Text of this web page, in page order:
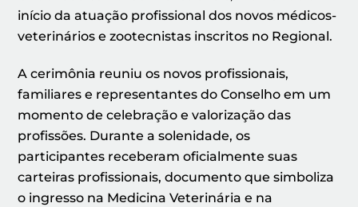
início da atuação profissional dos novos médicos-
veterinários e zootecnistas inscritos no Regional.
A cerimônia reuniu os novos profissionais,
familiares e representantes do Conselho em um
momento de celebração e valorização das
profissões. Durante a solenidade, os
participantes receberam oficialmente suas
carteiras profissionais, documento que simboliza
o ingresso na Medicina Veterinária e na